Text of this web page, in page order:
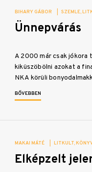
BIHARY GÁBOR SZEMLE
Ünnepvárás
A 2000 már csak
kiküszöbölni azokat a
NKA körüli
BŐVEBBEN
MAKAI MÁTÉ LITKULT
Elképzelt